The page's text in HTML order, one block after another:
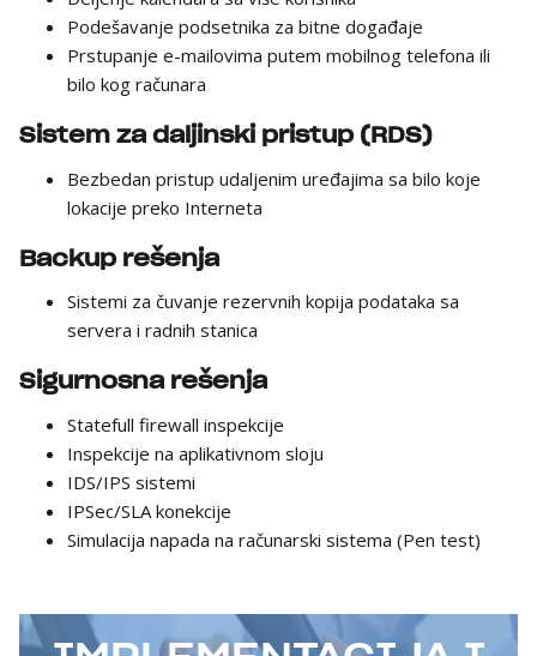
Podešavanje podsetnika za bitne događaje
Prstupanje e-mailovima putem mobilnog telefona ili
bilo kog računara
Sistem za daljinski pristup (RDS)
Bezbedan pristup udaljenim uređajima sa bilo koje
lokacije preko Interneta
Backup rešenja
Sistemi za čuvanje rezervnih kopija podataka sa
servera i radnih stanica
Sigurnosna rešenja
Statefull firewall inspekcije
Inspekcije na aplikativnom sloju
IDS/IPS sistemi
IPSec/SLA konekcije
Simulacija napada na računarski sistema (Pen test)